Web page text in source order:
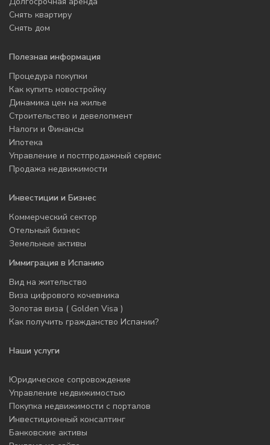
Снять квартиру
Снять дом
Полезная информация
Процедура покупки
Как купить новостройку
Динамика цен на жилье
Строительство и девелопмент
Налоги и Финансы
Ипотека
Управление и постпродажный сервис
Продажа недвижимости
Инвестиции и Бизнес
Коммерческий сектор
Отельный бизнес
Земельные активы
Иммиграция в Испанию
Вид на жительство
Виза цифрового кочевника
Золотая виза ( Golden Visa )
Как получить гражданство Испании?
Наши услуги
Юридическое сопровождение
Управление недвижимостью
Покупка недвижимости с порталов
Инвестиционный консалтинг
Банковские активы